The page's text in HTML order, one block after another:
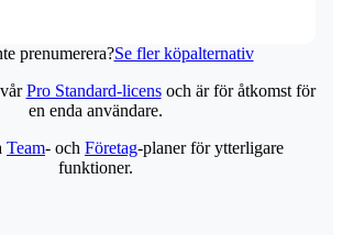
prenumerera?Se fler köpalternativ
Pro Standard-licensoch är för åtkomst för
en enda användare.
Team- och Företag-planer för ytterligare
funktioner.